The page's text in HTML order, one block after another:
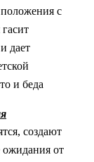
положения с
дает
и беда
создают
ожидания от